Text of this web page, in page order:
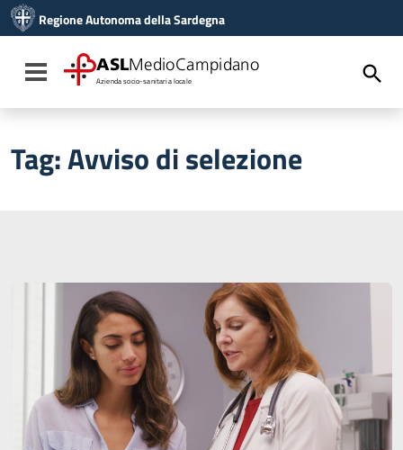
Vai al menu di navigazione
Vai al footer
Regione Autonoma della Sardegna
Toggle navigation
ASLMedioCampidano
Azienda socio-sanitaria locale
Tag:Avviso di selezione